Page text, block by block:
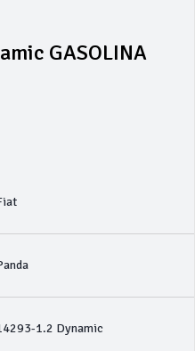
GASOLINA
1.2 Dynamic